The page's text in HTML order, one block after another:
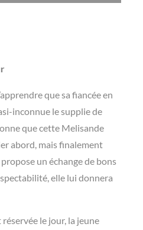
que sa fiancée en
inconnue le supplie de
que cette Melisande
abord, mais finalement
un échange de bons
elle lui donnera
le jour, la jeune